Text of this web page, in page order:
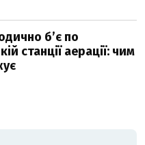
б’є по
станції аерації: чим